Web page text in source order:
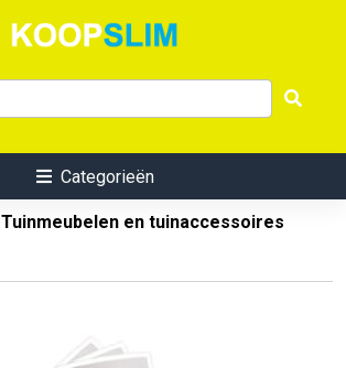
Categorieën
Tuinmeubelen en tuinaccessoires